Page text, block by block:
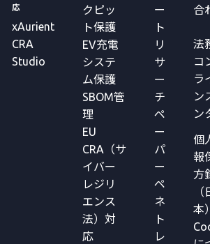
応
xAurient
CRA
Studio
クピッ
ト保護
EV充電
システ
ム保護
SBOM管
理
EU
CRA（サ
イバー
レジリ
エンス
法）対
応
ー
ト
リ
サ
ー
チ
ペ
ー
パ
ー
ペ
ネ
ト
レ
合
法
コ
ラ
ン
ン
個
報
方
（
本